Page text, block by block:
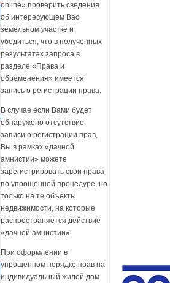
online» проверить сведения
об интересующем Вас
земельном участке и
убедиться, что в полученных
результатах запроса в
разделе «Права и
обременения» имеется
запись о регистрации права.
В случае если Вами будет
обнаружено отсутствие
записи о регистрации прав,
Вы в рамках «дачной
амнистии» можете
зарегистрировать свои права
по упрощенной процедуре, но
только на те объекты
недвижимости, на которые
распространяется действие
«дачной амнистии».
При оформлении в
упрощенном порядке прав на
индивидуальный жилой дом